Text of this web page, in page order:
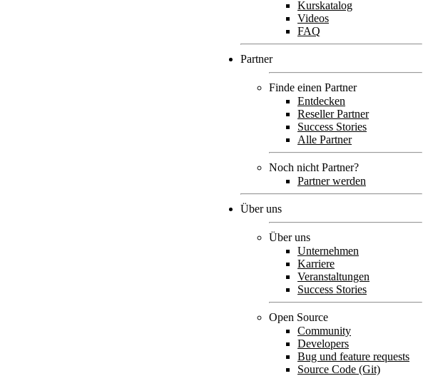
Kurskatalog
Videos
FAQ
Partner
Finde einen Partner
Entdecken
Reseller Partner
Success Stories
Alle Partner
Noch nicht Partner?
Partner werden
Über uns
Über uns
Unternehmen
Karriere
Veranstaltungen
Success Stories
Open Source
Community
Developers
Bug und feature requests
Source Code (Git)